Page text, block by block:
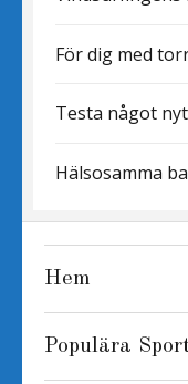
För dig med
Testa något
Hälsosamma
Hem
Populära